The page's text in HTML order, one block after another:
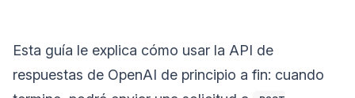
Esta guía le explica cómo usar la API de
respuestas de OpenAI de principio a fin: cuando